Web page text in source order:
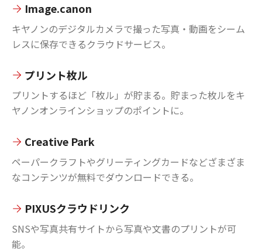
Image.canon
キヤノンのデジタルカメラで撮った写真・動画をシーム
レスに保存できるクラウドサービス。
プリント枚ル
プリントするほど「枚ル」が貯まる。貯まった枚ルをキ
ヤノンオンラインショップのポイントに。
Creative Park
ペーパークラフトやグリーティングカードなどざまざま
なコンテンツが無料でダウンロードできる。
PIXUSクラウドリンク
SNSや写真共有サイトから写真や文書のプリントが可
能。